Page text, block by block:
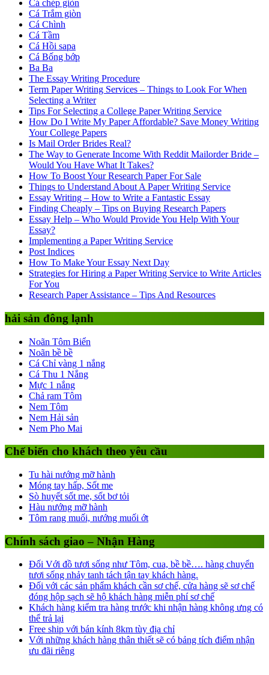
Cá chép giòn
Cá Trắm giòn
Cá Chình
Cá Tầm
Cá Hồi sapa
Cá Bống bớp
Ba Ba
The Essay Writing Procedure
Term Paper Writing Services – Things to Look For When
Selecting a Writer
Tips For Selecting a College Paper Writing Service
How Do I Write My Paper Affordable? Save Money Writing
Your College Papers
Is Mail Order Brides Real?
The Way to Generate Income With Reddit Mailorder Bride –
Would You Have What It Takes?
How To Boost Your Research Paper For Sale
Things to Understand About A Paper Writing Service
Essay Writing – How to Write a Fantastic Essay
Finding Cheaply – Tips on Buying Research Papers
Essay Help – Who Would Provide You Help With Your
Essay?
Implementing a Paper Writing Service
Post Indices
How To Make Your Essay Next Day
Strategies for Hiring a Paper Writing Service to Write Articles
For You
Research Paper Assistance – Tips And Resources
hải sản đông lạnh
Noãn Tôm Biển
Noãn bề bề
Cá Chỉ vàng 1 nắng
Cá Thu 1 Nắng
Mực 1 nắng
Chả ram Tôm
Nem Tôm
Nem Hải sản
Nem Pho Mai
Chế biến cho khách theo yêu cầu
Tu hài nướng mỡ hành
Móng tay hấp, Sốt me
Sò huyết sốt me, sốt bơ tỏi
Hàu nướng mỡ hành
Tôm rang muối, nướng muối ớt
Chính sách giao – Nhận Hàng
Đối Với đồ tươi sống như Tôm, cua, bề bề…. hàng chuyển
tươi sống nhảy tanh tách tận tay khách hàng.
Đối với các sản phẩm khách cần sơ chế, cửa hàng sẽ sơ chế
đóng hộp sạch sẽ hộ khách hàng miễn phí sơ chế
Khách hàng kiểm tra hàng trước khi nhận hàng không ưng có
thể trả lại
Free ship với bán kính 8km tùy địa chỉ
Với những khách hàng thân thiết sẽ có bảng tích điểm nhận
ưu đãi riêng